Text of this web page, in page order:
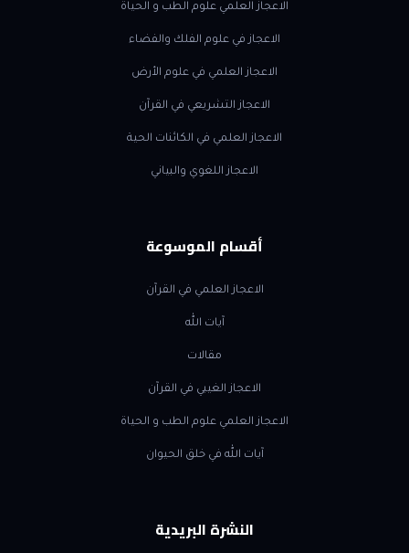
الاعجاز العلمي علوم الطب و الحياة
الاعجاز في علوم الفلك والفضاء
الاعجاز العلمي في علوم الأرض
الاعجاز التشريعي في القرآن
الاعجاز العلمي في الكائنات الحية
الاعجاز اللغوي والبياني
أقسام الموسوعة
الاعجاز العلمي في القرآن
آيات الله
مقالات
الاعجاز الغيبي في القرآن
الاعجاز العلمي علوم الطب و الحياة
آيات الله في خلق الحيوان
النشرة البريدية